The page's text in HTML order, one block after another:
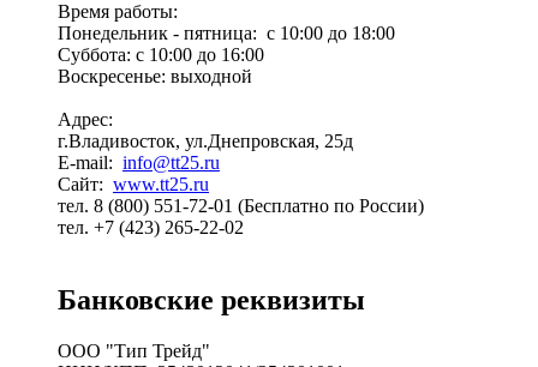
Время работы:
Понедельник - пятница: с 10:00 до 18:00
Суббота: с 10:00 до 16:00
Воскресенье: выходной
Адрес:
г.Владивосток, ул.Днепровская, 25д
E-mail: info@tt25.ru
Сайт: www.tt25.ru
тел. 8 (800) 551-72-01 (Бесплатно по России)
тел. +7 (423) 265-22-02
Банковские реквизиты
ООО "Тип Трейд"